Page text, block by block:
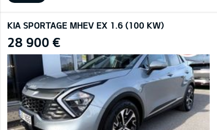
KIA SPORTAGE MHEV EX 1.6 (100 KW)
28 900 €